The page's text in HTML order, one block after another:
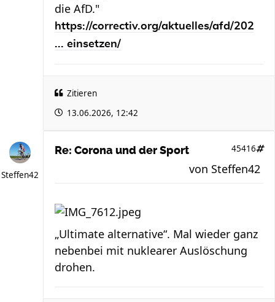
die AfD."
https://correctiv.org/aktuelles/afd/202
... einsetzen/
Zitieren
13.06.2026, 12:42
Steffen42
Re: Corona und der Sport 45416
von Steffen42
„Ultimate alternative“. Mal wieder ganz
nebenbei mit nuklearer Auslöschung
drohen.